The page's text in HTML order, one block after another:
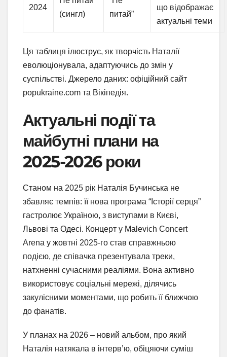
2024
(сингл)
питай”
що відображає
актуальні теми
Ця таблиця ілюструє, як творчість Наталії
еволюціонувала, адаптуючись до змін у
суспільстві. Джерело даних: офіційний сайт
popukraine.com та Вікіпедія.
Актуальні події та
майбутні плани на
2025-2026 роки
Станом на 2025 рік Наталія Бучинська не
збавляє темпів: її нова програма “Історії серця”
гастролює Україною, з виступами в Києві,
Львові та Одесі. Концерт у Malevich Concert
Arena у жовтні 2025-го став справжньою
подією, де співачка презентувала треки,
натхненні сучасними реаліями. Вона активно
використовує соціальні мережі, ділячись
закулісними моментами, що робить її ближчою
до фанатів.
У планах на 2026 – новий альбом, про який
Наталія натякала в інтерв’ю, обіцяючи суміш